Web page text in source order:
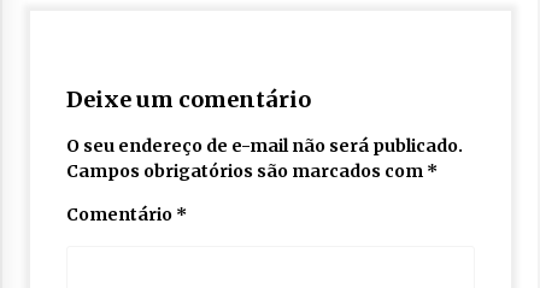
Deixe um comentário
O seu endereço de e-mail não será publicado.
Campos obrigatórios são marcados com *
Comentário *